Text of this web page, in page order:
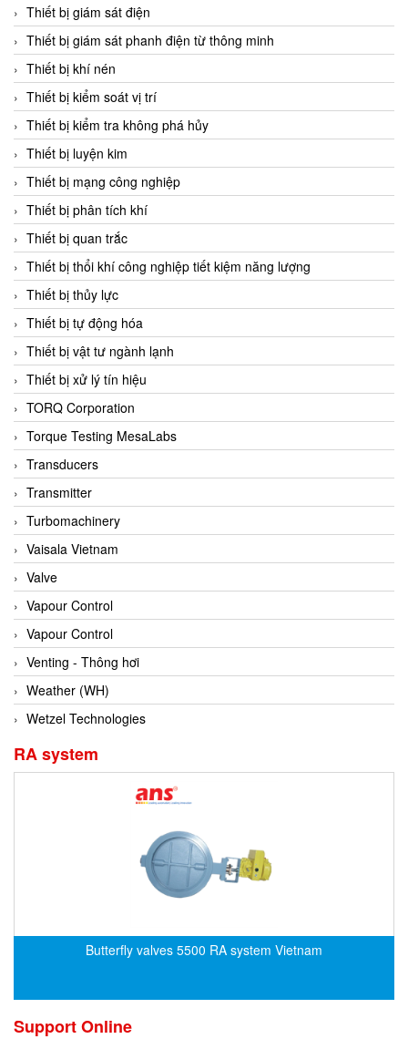
Chromalox
ChuanYi
CIC
Clage
Clake Fololo
Clark Cooper
CMC Ventilazione
Coax Valves Inc
Codel
Cofimco
Coltraco
Comat Releco
Comax
COMETECH VietNam
COMFILE Technology
Conch
Conductix/ WAMPFLER
Contrec
Contrinex
Control Solution Minesota
Copeland
Cortem
Cosa Xentaur
Cosil
Coulton
Crouzet
Crowcon
Crutec Dust Zero Vietnam
CS&P Technologies
cs-instruments
Cygnus
Cypet Vietnam
Thiết bị giám sát điện
Thiết bị giám sát phanh điện từ thông minh
Thiết bị khí nén
Thiết bị kiểm soát vị trí
Thiết bị kiểm tra không phá hủy
Thiết bị luyện kim
Thiết bị mạng công nghiệp
Thiết bị phân tích khí
Thiết bị quan trắc
Thiết bị thổi khí công nghiệp tiết kiệm năng lượng
Thiết bị thủy lực
Thiết bị tự động hóa
Thiết bị vật tư ngành lạnh
Thiết bị xử lý tín hiệu
TORQ Corporation
Torque Testing MesaLabs
Transducers
Transmitter
Turbomachinery
Vaisala Vietnam
Valve
Vapour Control
Vapour Control
Venting - Thông hơi
Weather (WH)
Wetzel Technologies
RA system
Butterfly valves 5500 RA system Vietnam
Support Online